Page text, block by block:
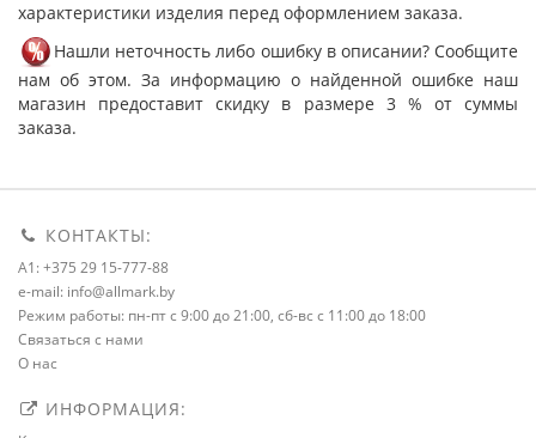
характеристики изделия перед оформлением заказа.
Нашли неточность либо ошибку в описании? Сообщите
нам об этом. За информацию о найденной ошибке наш
магазин предоставит скидку в размере 3 % от суммы
заказа.
КОНТАКТЫ:
A1: +375 29 15-777-88
e-mail: info@allmark.by
Режим работы: пн-пт с 9:00 до 21:00, сб-вс с 11:00 до 18:00
Связаться с нами
О нас
ИНФОРМАЦИЯ: